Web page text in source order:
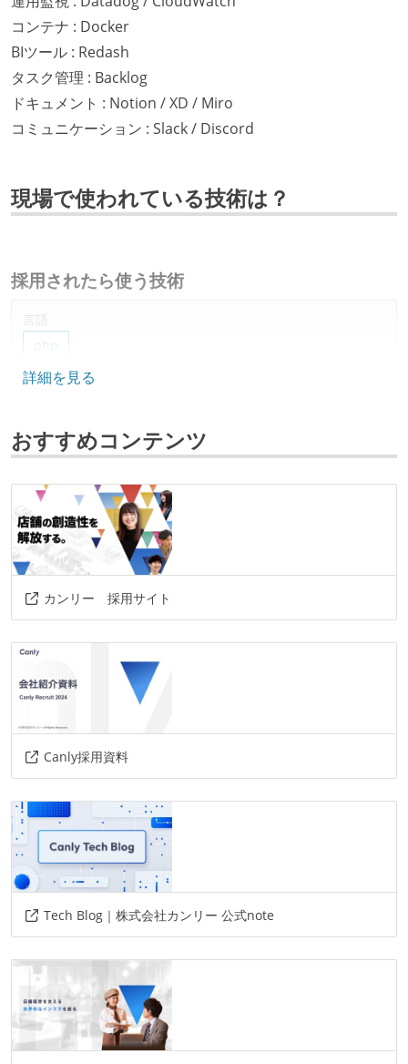
コンテナ : Docker
BIツール : Redash
タスク管理 : Backlog
ドキュメント : Notion / XD / Miro
コミュニケーション : Slack / Discord
現場で使われている技術は？
採用されたら使う技術
言語
php
フレームワーク
データベース
mysql
ソースコード管理
git
プロジェクト管理
backlog
github
slack
notion
その他
adobe-xd
figma
その他、現場で使われている技術
言語
golang
typescript javascript
react.js
next.js
その他
magicpod
terraform
詳細を見る
おすすめコンテンツ
カンリー 採用サイト
Canly採用資料
Tech Blog｜株式会社カンリー 公式note